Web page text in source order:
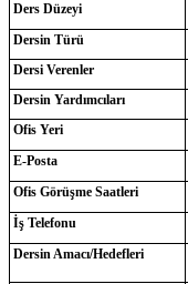
Ders Düzeyi
Dersin Türü
Dersi Verenler
Dersin Yardımcıları
Ofis Yeri
E-Posta
Ofis Görüşme Saatleri
İş Telefonu
Dersin Amacı/Hedefleri